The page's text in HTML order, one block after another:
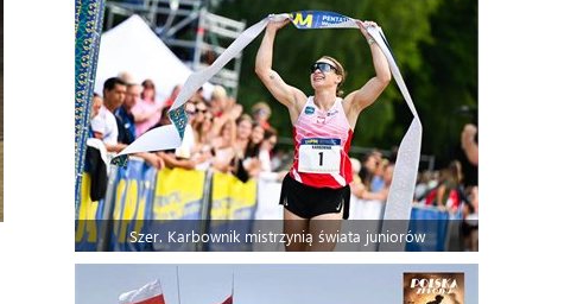
Szer. Karbownik mistrzynią świata juniorów